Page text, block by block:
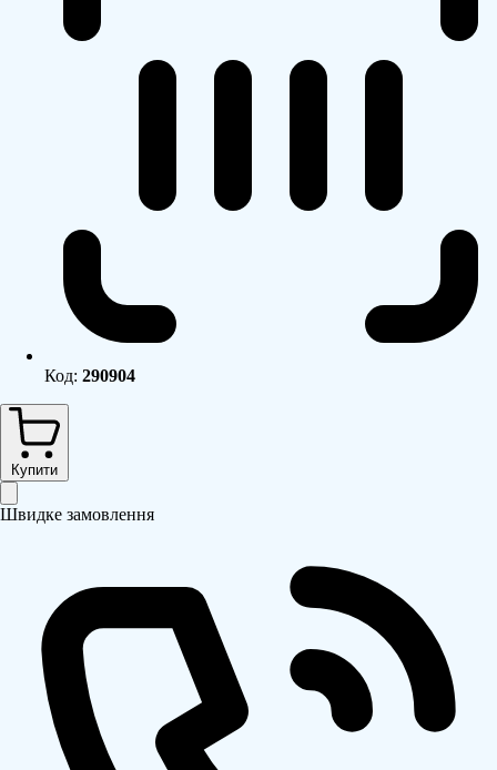
Код: 290904
Купити
Швидке замовлення